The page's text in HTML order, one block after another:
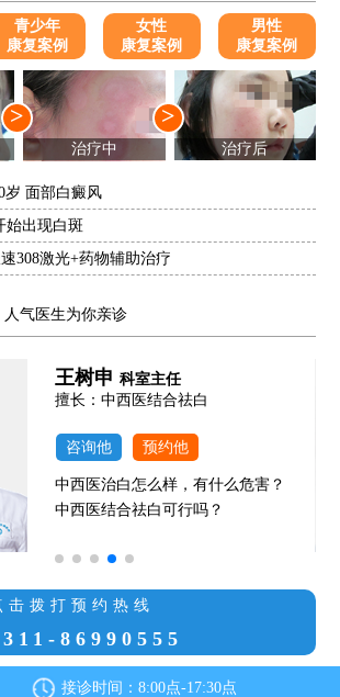
青少年
康复案例
女性
康复案例
男性
康复案例
>
治疗中
>
治疗后
岁 面部白癜风
始出现白斑
308激光+药物辅助治疗
人气医生为你亲诊
王树申 科室主任
擅长：中西医结合祛白
咨询他 预约他
中西医治白怎么样，有什么危害？
中西医结合祛白可行吗？
击拨打预约热线
86990555
接诊时间：8:00点-17:30点